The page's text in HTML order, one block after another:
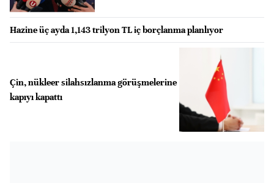
Hazine üç ayda 1,143 trilyon TL iç borçlanma planlıyor
Çin, nükleer silahsızlanma görüşmelerine
kapıyı kapattı